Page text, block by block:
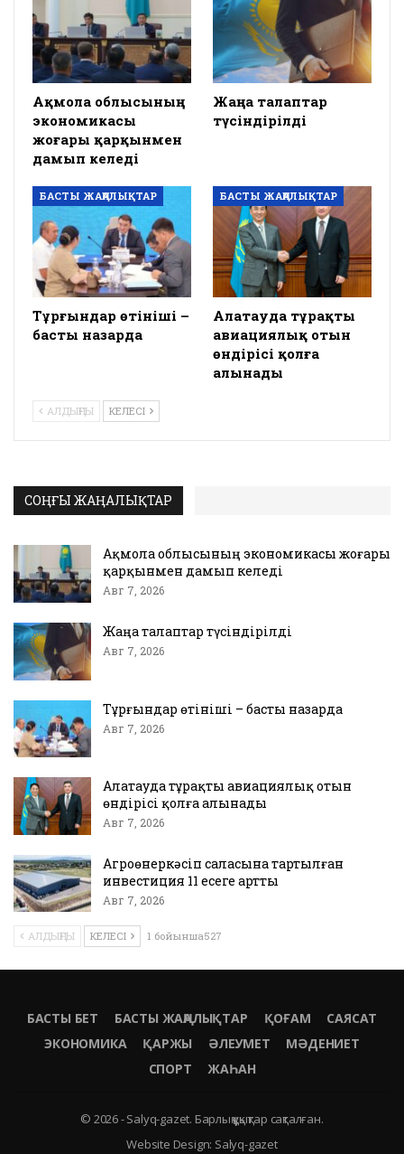
Ақмола облысының
экономикасы
жоғары қарқынмен
дамып келеді
Жаңа талаптар
түсіндірілді
БАСТЫ ЖАҢАЛЫҚТАР
Тұрғындар өтініші –
басты назарда
БАСТЫ ЖАҢАЛЫҚТАР
Алатауда тұрақты
авиациялық отын
өндірісі қолға
алынады
АЛДЫҢҒЫ КЕЛЕСІ
СОҢҒЫ ЖАҢАЛЫҚТАР
Ақмола облысының экономикасы жоғары
қарқынмен дамып келеді
Авг 7, 2026
Жаңа талаптар түсіндірілді
Авг 7, 2026
Тұрғындар өтініші – басты назарда
Авг 7, 2026
Алатауда тұрақты авиациялық отын
өндірісі қолға алынады
Авг 7, 2026
Агроөнеркәсіп саласына тартылған
инвестиция 11 есеге артты
Авг 7, 2026
АЛДЫҢҒЫ КЕЛЕСІ 1 бойынша527
БАСТЫ БЕТ БАСТЫ ЖАҢАЛЫҚТАР ҚОҒАМ
САЯСАТ
ЭКОНОМИКА
ҚАРЖЫ ӘЛЕУМЕТ
МӘДЕНИЕТ
СПОРТ
ЖАҺАН
© 2026 - Salyq-gazet. Барлық құқықтар сақталған.
Website Design: Salyq-gazet